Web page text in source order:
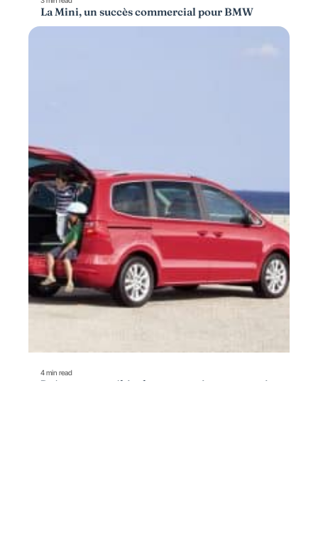
La Mini, un succès commercial pour BMW
4 min read
Préparer son véhicule et son trajet pour partir